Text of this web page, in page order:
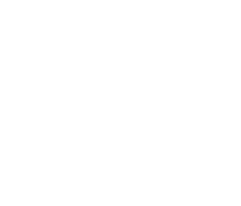
wat veilig
mogelijk maakt. De
en de slanke
de beker compatibel is
in